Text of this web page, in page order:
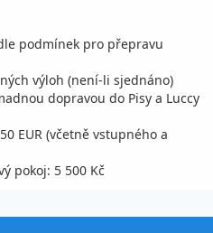
podmínek pro přepravu
výloh (není-li sjednáno)
dopravou do Pisy a Luccy
EUR (včetně vstupného a
pokoj: 5 500 Kč